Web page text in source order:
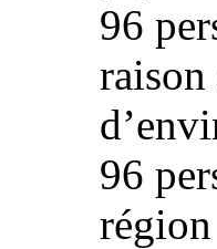
96
raison
96